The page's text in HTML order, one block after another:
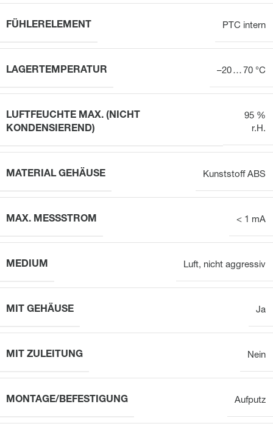
FÜHLERELEMENT PTC intern
LAGERTEMPERATUR –20 … 70 °C
LUFTFEUCHTE MAX. (NICHT
KONDENSIEREND)
95 %
r.H.
MATERIAL GEHÄUSE Kunststoff ABS
MAX. MESSSTROM < 1 mA
MEDIUM Luft, nicht aggressiv
MIT GEHÄUSE Ja
MIT ZULEITUNG Nein
MONTAGE/BEFESTIGUNG Aufputz